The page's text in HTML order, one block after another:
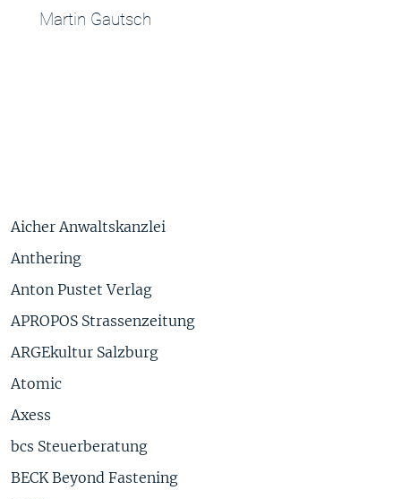
Martin Gautsch
Aicher Anwaltskanzlei
Anthering
Anton Pustet Verlag
APROPOS Strassenzeitung
ARGEkultur Salzburg
Atomic
Axess
bcs Steuerberatung
BECK Beyond Fastening